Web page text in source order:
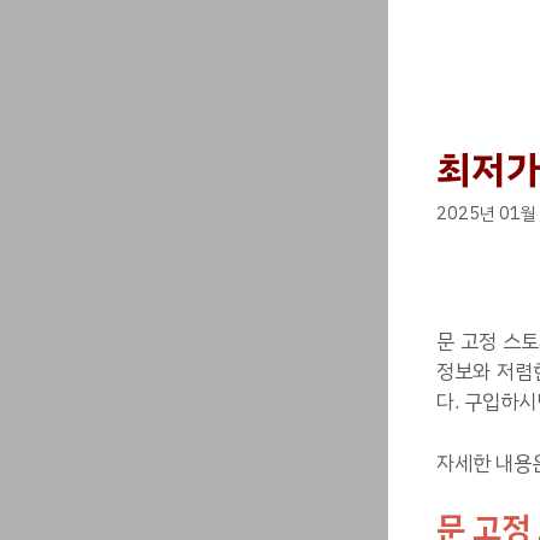
최저
2025년 01
문 고정 스
정보와 저
다. 구입하
자세한 내용
문 고